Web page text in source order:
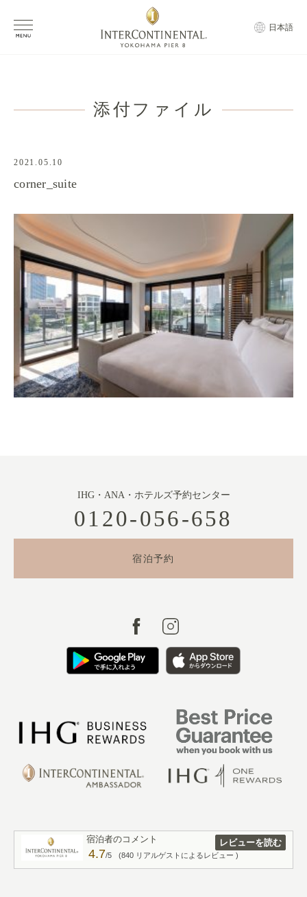
日本語
添付ファイル
2021.05.10
corner_suite
IHG・ANA・ホテルズ予約センター
0120-056-658
宿泊予約
宿泊者のコメント
4.7/5 (840 リアルゲストによるレビュー )
レビューを読む